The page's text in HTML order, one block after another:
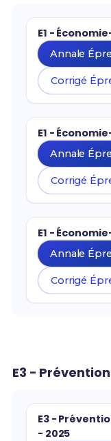
E1 -
Annale
Corrigé
E1 -
Annale
Corrigé
E1 -
Annale
Corrigé
E3 -
E3 -
- 2025